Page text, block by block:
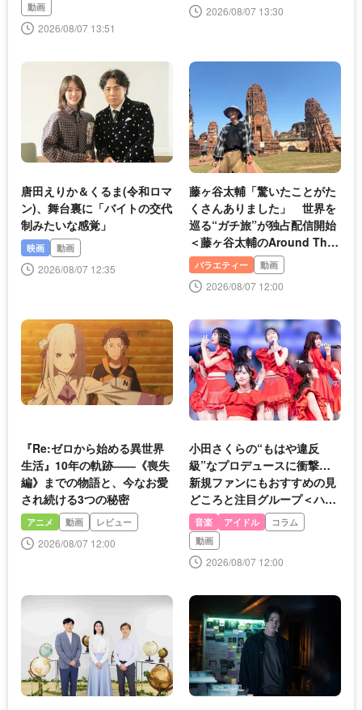
動画
2026/08/07 13:51
2026/08/07 13:30
唐田えりか＆くるま(令和ロマ
ン)、舞台裏に「バイトの交代
制みたいな感覚」
映画 動画
2026/08/07 12:35
藤ヶ谷太輔「驚いたことがた
くさんありました」 世界を
巡る“ガチ旅”が独占配信開始
＜藤ヶ谷太輔のAround The
World＞
バラエティー 動画
2026/08/07 12:00
『Re:ゼロから始める異世界
生活』10年の軌跡――《喪失
編》までの物語と、今なお愛
され続ける3つの秘密
アニメ 動画 レビュー
2026/08/07 12:00
小田さくらの“もはや違反
級”なプロデュースに衝撃…
新規ファンにもおすすめの見
どころと注目グループ＜ハ
ロ！コン2026＞
音楽 アイドル
コラム
動画
2026/08/07 12:00